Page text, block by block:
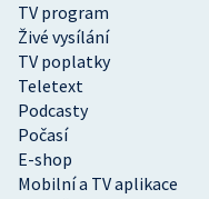
TV program
Živé vysílání
TV poplatky
Teletext
Podcasty
Počasí
E-shop
Mobilní a TV aplikace